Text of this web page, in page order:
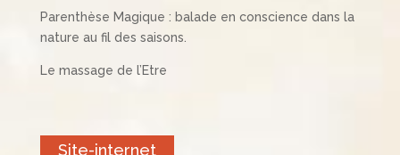
Parenthèse Magique : balade en conscience dans la
nature au fil des saisons.
Le massage de l’Etre
Site-internet